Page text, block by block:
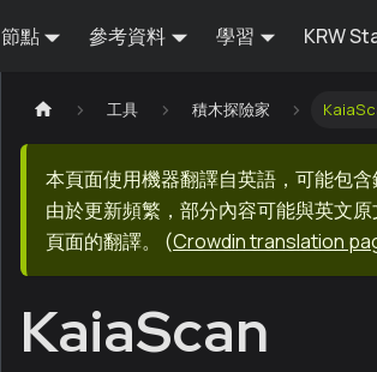
節點 參考資料 學習 KRW
工具 積木探險家
本頁面使用機器翻譯自英語，可能包
由於更新頻繁，部分內容可能與英文
頁面的翻譯。
(Crowdin translation
KaiaScan